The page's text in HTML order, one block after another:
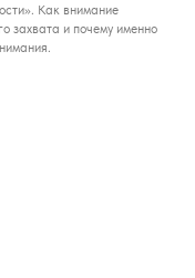
Как внимание
захвата и почему именно